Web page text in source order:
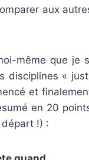
aux
même que je
«
et
en 20
départ !) :